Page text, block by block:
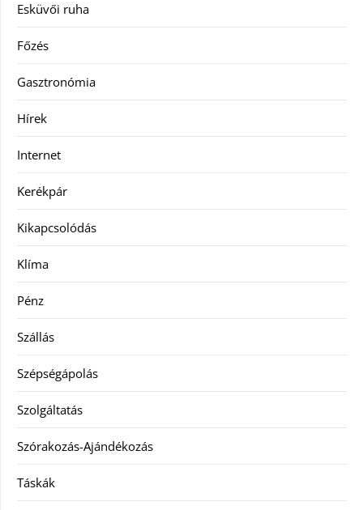
Esküvői ruha
Főzés
Gasztronómia
Hírek
Internet
Kerékpár
Kikapcsolódás
Klíma
Pénz
Szállás
Szépségápolás
Szolgáltatás
Szórakozás-Ajándékozás
Táskák